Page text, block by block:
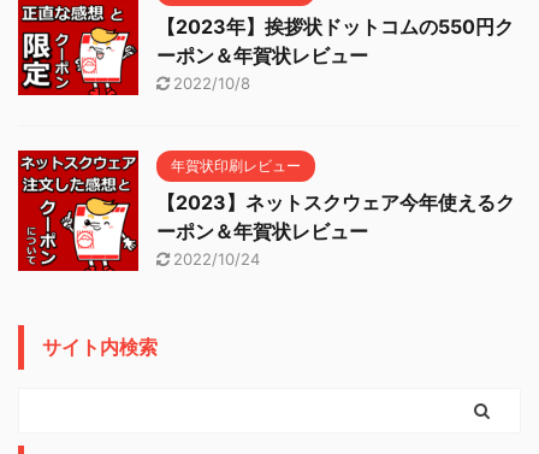
【2023年】挨拶状ドットコムの550円ク
ーポン＆年賀状レビュー
2022/10/8
年賀状印刷レビュー
【2023】ネットスクウェア今年使えるク
ーポン＆年賀状レビュー
2022/10/24
サイト内検索